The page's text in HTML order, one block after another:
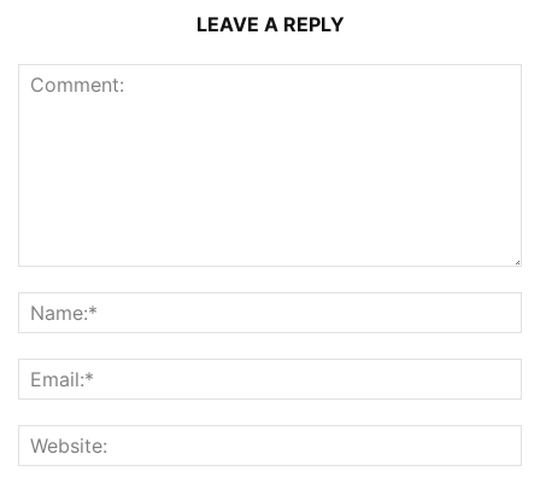
LEAVE A REPLY